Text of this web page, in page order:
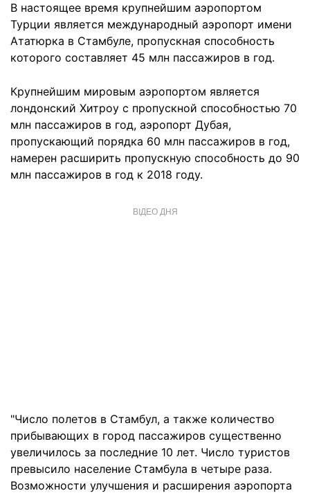
В настоящее время крупнейшим аэропортом
Турции является международный аэропорт имени
Ататюрка в Стамбуле, пропускная способность
которого составляет 45 млн пассажиров в год.
Крупнейшим мировым аэропортом является
лондонский Хитроу с пропускной способностью 70
млн пассажиров в год, аэропорт Дубая,
пропускающий порядка 60 млн пассажиров в год,
намерен расширить пропускную способность до 90
млн пассажиров в год к 2018 году.
ВІДЕО ДНЯ
"Число полетов в Стамбул, а также количество
прибывающих в город пассажиров существенно
увеличилось за последние 10 лет. Число туристов
превысило население Стамбула в четыре раза.
Возможности улучшения и расширения аэропорта